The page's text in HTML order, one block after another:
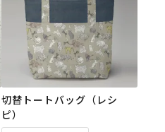
切替トートバッグ（レシ
ピ）